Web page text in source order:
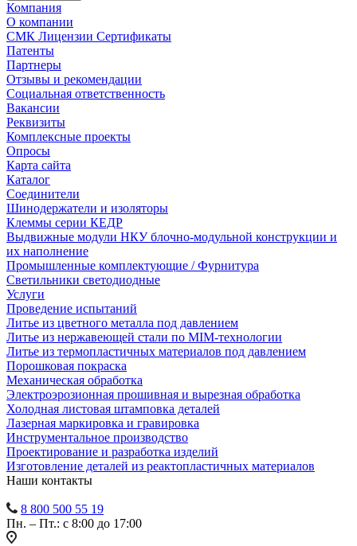
Компания
О компании
СМК Лицензии Сертификаты
Патенты
Партнеры
Отзывы и рекомендации
Социальная ответственность
Вакансии
Реквизиты
Комплексные проекты
Опросы
Карта сайта
Каталог
Соединители
Шинодержатели и изоляторы
Клеммы серии КЕДР
Выдвижные модули НКУ блочно-модульной конструкции и
их наполнение
Промышленные комплектующие / Фурнитура
Светильники светодиодные
Услуги
Проведение испытаний
Литье из цветного металла под давлением
Литье из нержавеющей стали по MIM-технологии
Литье из термопластичных материалов под давлением
Порошковая покраска
Механическая обработка
Электроэрозионная прошивная и вырезная обработка
Холодная листовая штамповка деталей
Лазерная маркировка и гравировка
Инструментальное производство
Проектирование и разработка изделий
Изготовление деталей из реактопластичных материалов
Наши контакты
8 800 500 55 19
Пн. – Пт.: с 8:00 до 17:00